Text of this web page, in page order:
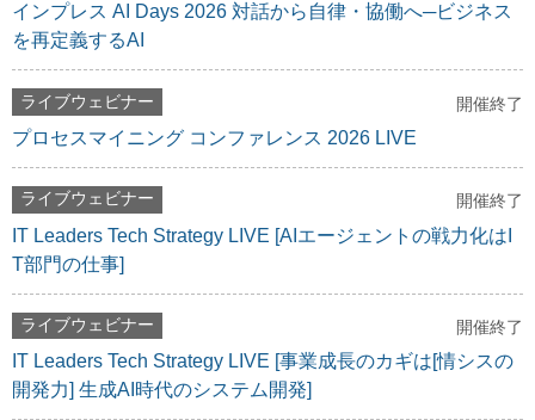
インプレス AI Days 2026 対話から自律・協働へ─ビジネス
を再定義するAI
ライブウェビナー 開催終了
プロセスマイニング コンファレンス 2026 LIVE
ライブウェビナー 開催終了
IT Leaders Tech Strategy LIVE [AIエージェントの戦力化はI
T部門の仕事]
ライブウェビナー 開催終了
IT Leaders Tech Strategy LIVE [事業成長のカギは[情シスの
開発力] 生成AI時代のシステム開発]